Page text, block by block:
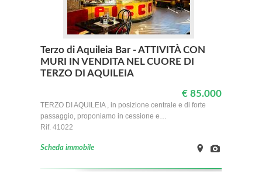
Terzo di Aquileia Bar - ATTIVITÀ CON
MURI IN VENDITA NEL CUORE DI
TERZO DI AQUILEIA
€ 85.000
TERZO DI AQUILEIA , in posizione centrale e di forte
passaggio, proponiamo in cessione e…
Rif. 41022
Scheda immobile
Map